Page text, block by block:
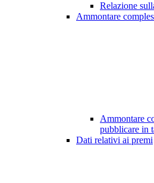
Relazione
Ammontare
Ammontare
pubblicare in
Dati relativi ai premi